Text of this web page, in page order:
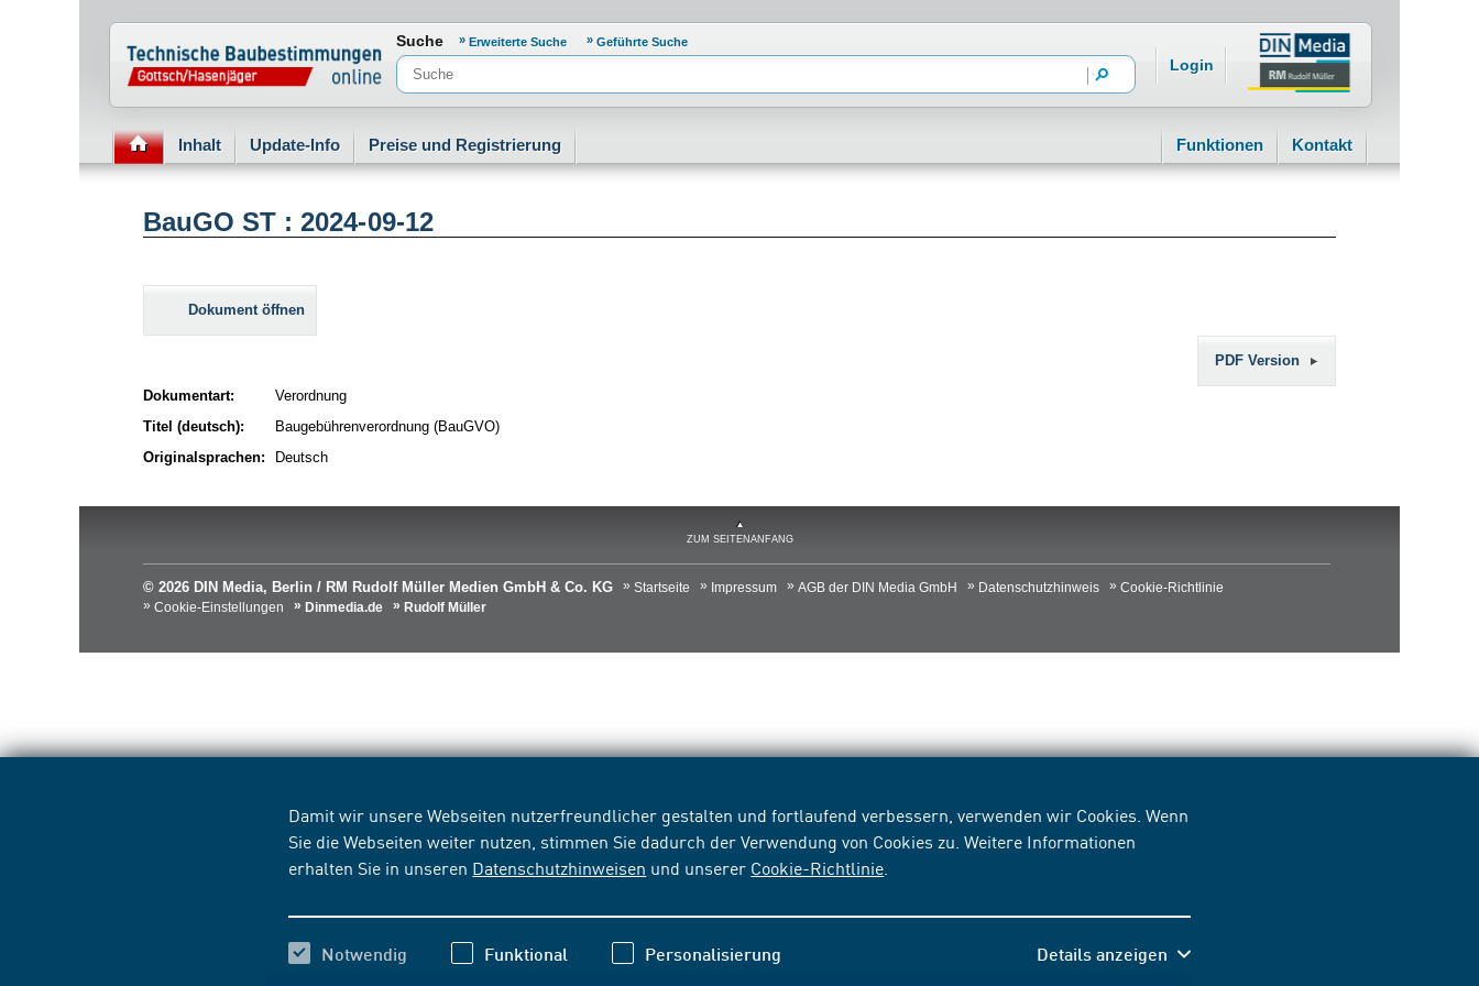
Damit wir unsere Webseiten nutzerfreundlicher gestalten und fortlaufend verbessern, verwenden wir Cookies. Wenn
Sie die Webseiten weiter nutzen, stimmen Sie dadurch der Verwendung von Cookies zu. Weitere Informationen
erhalten Sie in unseren Datenschutzhinweisen und unserer Cookie-Richtlinie
Notwendig Funktional Personalisierung Details anzeigen
Normenportal Barrierefreiheit
Suche Erweiterte Suche Geführte Suche
Login
Inhalt Update-Info Preise und Registrierung Funktionen Kontakt
BauGO ST : 2024-09-12
Dokument öffnen
PDF Version
Dokumentart:
Verordnung
Titel (deutsch):
Baugebührenverordnung (BauGVO)
Originalsprachen:
Deutsch
ZUM SEITENANFANG
© 2026 DIN Media, Berlin / RM Rudolf Müller Medien GmbH & Co. KG Startseite Impressum AGB der DIN Media GmbH Datenschutzhinweis
Cookie-Richtlinie
Cookie-Einstellungen
Dinmedia.de Rudolf Müller